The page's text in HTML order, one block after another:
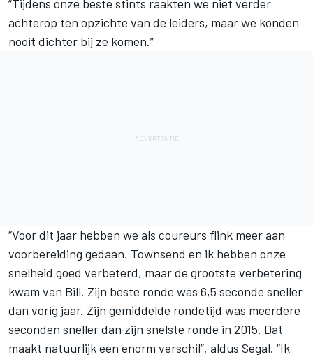
“Tijdens onze beste stints raakten we niet verder
achterop ten opzichte van de leiders, maar we konden
nooit dichter bij ze komen.”
“Voor dit jaar hebben we als coureurs flink meer aan
voorbereiding gedaan. Townsend en ik hebben onze
snelheid goed verbeterd, maar de grootste verbetering
kwam van Bill. Zijn beste ronde was 6,5 seconde sneller
dan vorig jaar. Zijn gemiddelde rondetijd was meerdere
seconden sneller dan zijn snelste ronde in 2015. Dat
maakt natuurlijk een enorm verschil”, aldus Segal. “Ik